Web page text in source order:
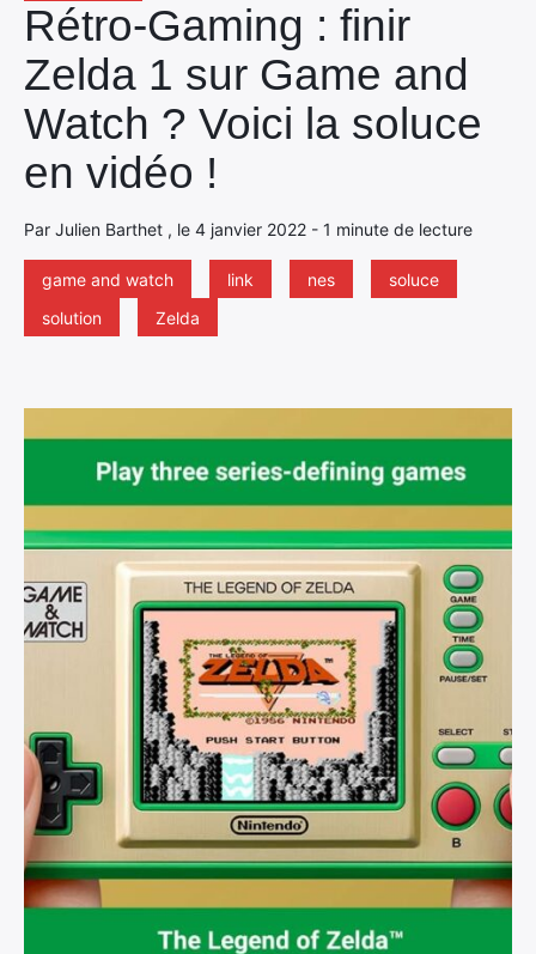
Rétro-Gaming : finir
Zelda 1 sur Game and
Watch ? Voici la soluce
en vidéo !
Par Julien Barthet , le 4 janvier 2022 - 1 minute de lecture
game and watch link nes
soluce
solution
Zelda